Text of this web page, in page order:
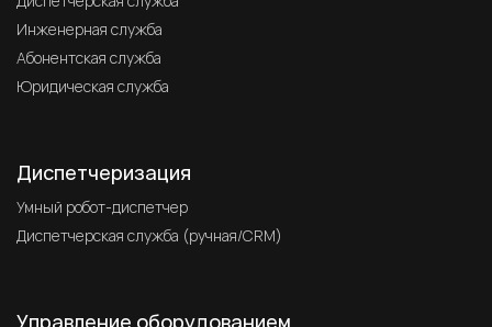
Инженерная служба
Абонентская служба
Юридическая служба
Диспетчеризация
Умный робот-диспетчер
Диспетчерская служба (ручная/CRM)